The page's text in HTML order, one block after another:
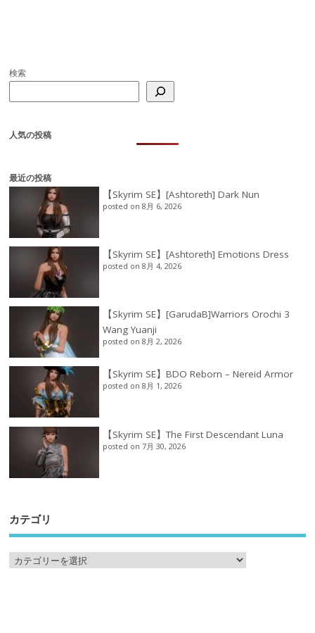
検索
人気の投稿
最近の投稿
【Skyrim SE】[Ashtoreth] Dark Nun
posted on 8月 6, 2026
【Skyrim SE】[Ashtoreth] Emotions Dress
posted on 8月 4, 2026
【Skyrim SE】[GarudaB]Warriors Orochi 3
Wang Yuanji
posted on 8月 2, 2026
【Skyrim SE】BDO Reborn – Nereid Armor
posted on 8月 1, 2026
【Skyrim SE】The First Descendant Luna
posted on 7月 30, 2026
カテゴリ